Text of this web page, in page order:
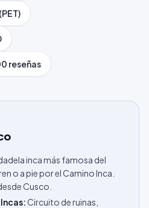
reseñas
inca más famosa del
o a pie por el Camino Inca.
Cusco.
Circuito de ruinas,